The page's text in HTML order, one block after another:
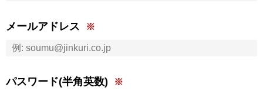
メールアドレス
パスワード(半角英数)